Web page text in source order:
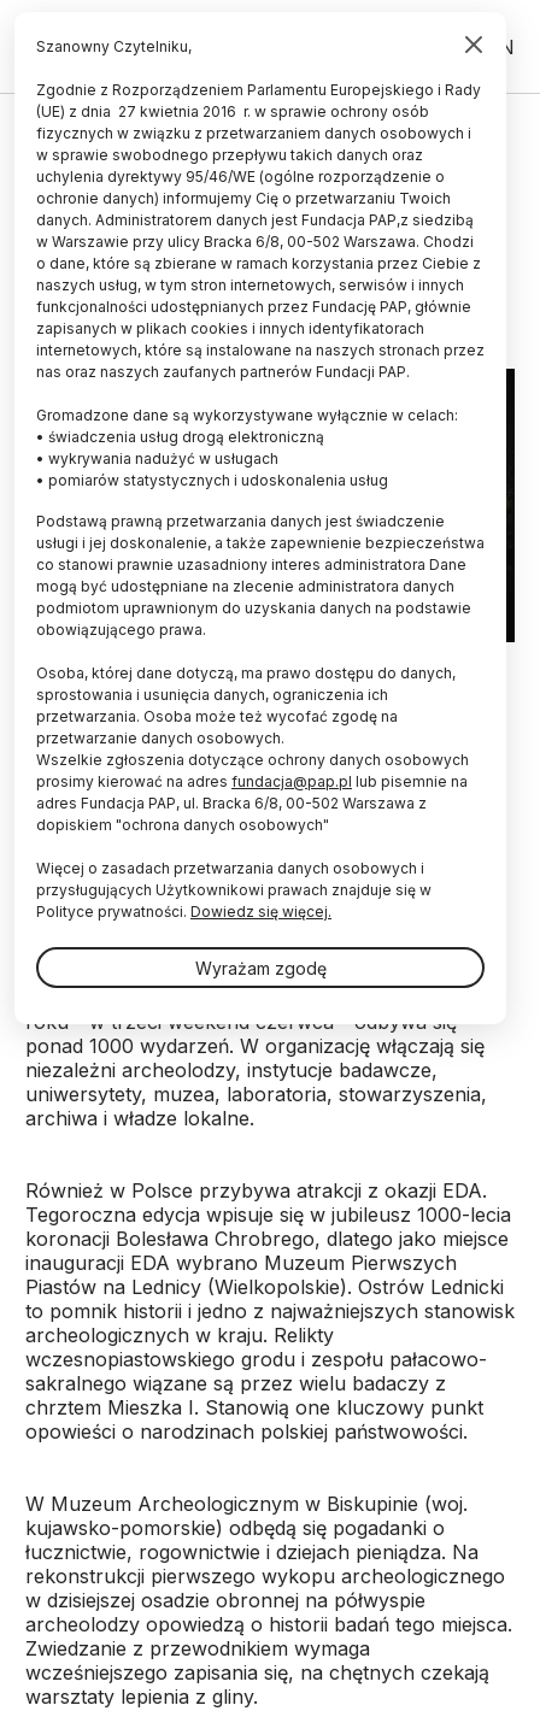
PL EN
WYDARZENIA
Europejskie Dni Archeologii -
wykłady, spotkania i warsztaty w
całej Polsce
12.06.2025
aktualizacja: 12.06.2025
10 minut czytania
Odkrywanie tajemnic przeszłości, poznawanie
historii i dziedzictwa kulturowego w ramach
spotkań z naukowcami, warsztatów i zabaw -
takie jest założenie Europejskich Dni Archeologii,
które od piątku do niedzieli odbędą się w wielu
miejscach Polski.
Europejskie Dni Archeologii (EDA) to cykliczna
impreza, zainicjowana przez francuski Narodowy
Instytut Archeologicznych Badań Ratowniczych
(Inrap). Od 2010 r. organizowano je tylko we Francji,
roku - w trzeci weekend czerwca - odbywa się
ponad 1000 wydarzeń. W organizację włączają się
niezależni archeolodzy, instytucje badawcze,
uniwersytety, muzea, laboratoria, stowarzyszenia,
archiwa i władze lokalne.
Również w Polsce przybywa atrakcji z okazji EDA.
Tegoroczna edycja wpisuje się w jubileusz 1000-lecia
koronacji Bolesława Chrobrego, dlatego jako miejsce
inauguracji EDA wybrano Muzeum Pierwszych
Piastów na Lednicy (Wielkopolskie). Ostrów Lednicki
to pomnik historii i jedno z najważniejszych stanowisk
archeologicznych w kraju. Relikty
wczesnopiastowskiego grodu i zespołu pałacowo-
sakralnego wiązane są przez wielu badaczy z
chrztem Mieszka I. Stanowią one kluczowy punkt
opowieści o narodzinach polskiej państwowości.
W Muzeum Archeologicznym w Biskupinie (woj.
kujawsko-pomorskie) odbędą się pogadanki o
łucznictwie, rogownictwie i dziejach pieniądza. Na
rekonstrukcji pierwszego wykopu archeologicznego
w dzisiejszej osadzie obronnej na półwyspie
archeolodzy opowiedzą o historii badań tego miejsca.
Zwiedzanie z przewodnikiem wymaga
wcześniejszego zapisania się, na chętnych czekają
warsztaty lepienia z gliny.
Szanowny Czytelniku,
Zgodnie z Rozporządzeniem Parlamentu Europejskiego i Rady
(UE) z dnia 27 kwietnia 2016 r. w sprawie ochrony osób
fizycznych w związku z przetwarzaniem danych osobowych i
w sprawie swobodnego przepływu takich danych oraz
uchylenia dyrektywy 95/46/WE (ogólne rozporządzenie o
ochronie danych) informujemy Cię o przetwarzaniu Twoich
danych. Administratorem danych jest Fundacja PAP,z siedzibą
w Warszawie przy ulicy Bracka 6/8, 00-502 Warszawa. Chodzi
o dane, które są zbierane w ramach korzystania przez Ciebie z
naszych usług, w tym stron internetowych, serwisów i innych
funkcjonalności udostępnianych przez Fundację PAP, głównie
zapisanych w plikach cookies i innych identyfikatorach
internetowych, które są instalowane na naszych stronach przez
nas oraz naszych zaufanych partnerów Fundacji PAP.
Gromadzone dane są wykorzystywane wyłącznie w celach:
• świadczenia usług drogą elektroniczną
• wykrywania nadużyć w usługach
• pomiarów statystycznych i udoskonalenia usług
Podstawą prawną przetwarzania danych jest świadczenie
usługi i jej doskonalenie, a także zapewnienie bezpieczeństwa
co stanowi prawnie uzasadniony interes administratora Dane
mogą być udostępniane na zlecenie administratora danych
podmiotom uprawnionym do uzyskania danych na podstawie
obowiązującego prawa.
Osoba, której dane dotyczą, ma prawo dostępu do danych,
sprostowania i usunięcia danych, ograniczenia ich
przetwarzania. Osoba może też wycofać zgodę na
przetwarzanie danych osobowych.
Wszelkie zgłoszenia dotyczące ochrony danych osobowych
prosimy kierować na adres fundacja@pap.pl lub pisemnie na
adres Fundacja PAP, ul. Bracka 6/8, 00-502 Warszawa z
dopiskiem "ochrona danych osobowych"
Więcej o zasadach przetwarzania danych osobowych i
przysługujących Użytkownikowi prawach znajduje się w
Polityce prywatności. Dowiedz się więcej.
Wyrażam zgodę